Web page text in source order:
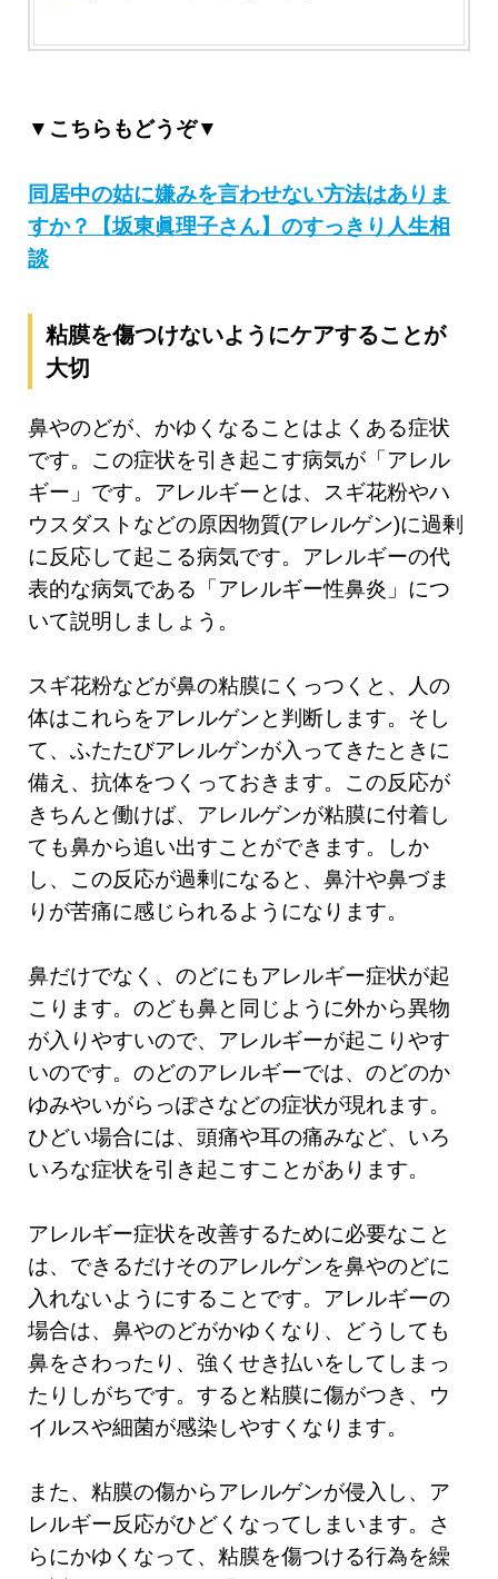
▼こちらもどうぞ▼
同居中の姑に嫌みを言わせない方法はありま
すか？【坂東眞理子さん】のすっきり人生相
談
粘膜を傷つけないようにケアすることが
大切
鼻やのどが、かゆくなることはよくある症状
です。この症状を引き起こす病気が「アレル
ギー」です。アレルギーとは、スギ花粉やハ
ウスダストなどの原因物質(アレルゲン)に過剰
に反応して起こる病気です。アレルギーの代
表的な病気である「アレルギー性鼻炎」につ
いて説明しましょう。
スギ花粉などが鼻の粘膜にくっつくと、人の
体はこれらをアレルゲンと判断します。そし
て、ふたたびアレルゲンが入ってきたときに
備え、抗体をつくっておきます。この反応が
きちんと働けば、アレルゲンが粘膜に付着し
ても鼻から追い出すことができます。しか
し、この反応が過剰になると、鼻汁や鼻づま
りが苦痛に感じられるようになります。
鼻だけでなく、のどにもアレルギー症状が起
こります。のども鼻と同じように外から異物
が入りやすいので、アレルギーが起こりやす
いのです。のどのアレルギーでは、のどのか
ゆみやいがらっぽさなどの症状が現れます。
ひどい場合には、頭痛や耳の痛みなど、いろ
いろな症状を引き起こすことがあります。
アレルギー症状を改善するために必要なこと
は、できるだけそのアレルゲンを鼻やのどに
入れないようにすることです。アレルギーの
場合は、鼻やのどがかゆくなり、どうしても
鼻をさわったり、強くせき払いをしてしまっ
たりしがちです。すると粘膜に傷がつき、ウ
イルスや細菌が感染しやすくなります。
また、粘膜の傷からアレルゲンが侵入し、ア
レルギー反応がひどくなってしまいます。さ
らにかゆくなって、粘膜を傷つける行為を繰